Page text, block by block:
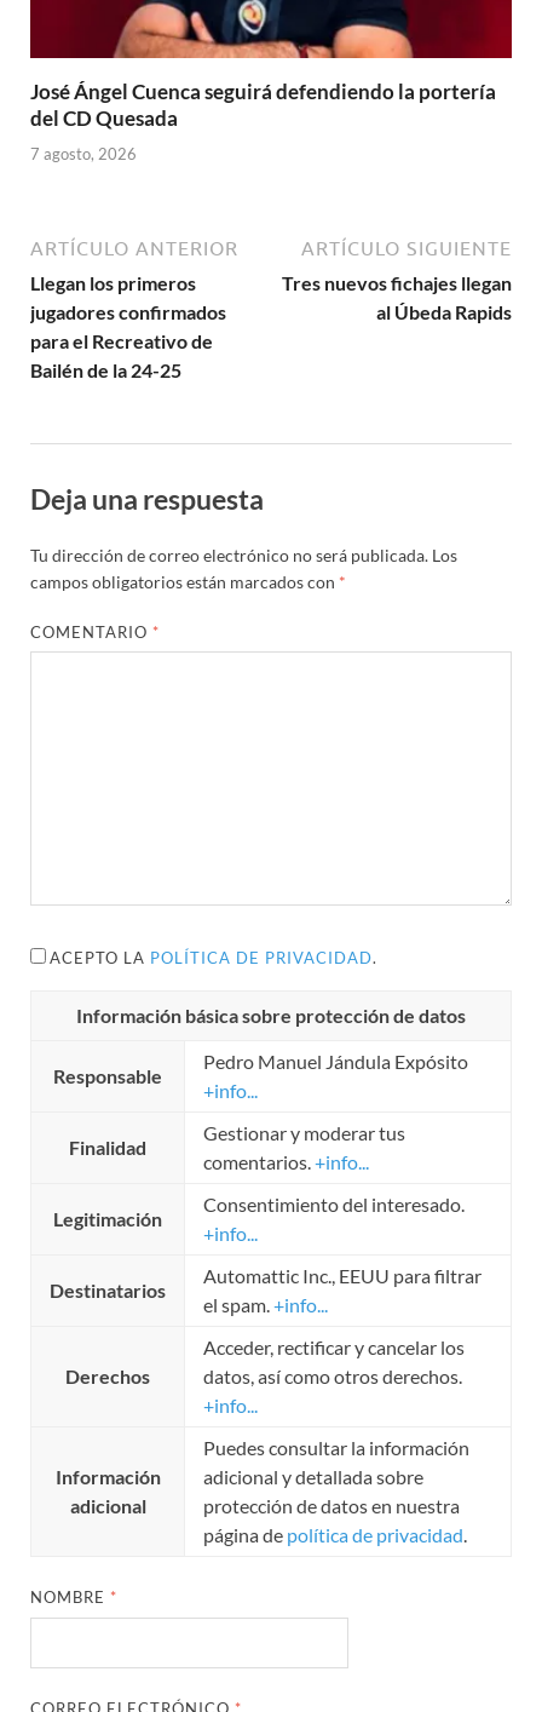
José Ángel Cuenca seguirá defendiendo la portería
del CD Quesada
7 agosto, 2026
ARTÍCULO ANTERIOR
Llegan los primeros
jugadores confirmados
para el Recreativo de
Bailén de la 24-25
ARTÍCULO SIGUIENTE
Tres nuevos fichajes llegan
al Úbeda Rapids
Deja una respuesta
Tu dirección de correo electrónico no será publicada. Los
campos obligatorios están marcados con *
COMENTARIO *
ACEPTO LA POLÍTICA DE PRIVACIDAD.
Información básica sobre protección de datos
Responsable
Pedro Manuel Jándula Expósito
+info...
Finalidad
Gestionar y moderar tus
comentarios.+info...
Legitimación
Consentimiento del interesado.
+info...
Destinatarios
Automattic Inc., EEUU para filtrar
el spam.+info...
Derechos
Acceder, rectificar y cancelar los
datos, así como otros derechos.
+info...
Información
adicional
Puedes consultar la información
adicional y detallada sobre
protección de datos en nuestra
página de política de privacidad.
NOMBRE *
CORREO ELECTRÓNICO *